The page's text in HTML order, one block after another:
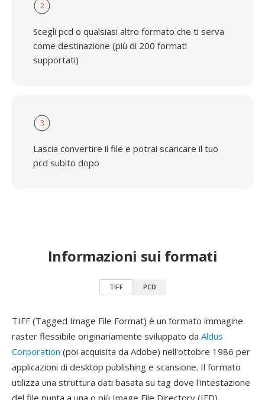
2
Scegli pcd o qualsiasi altro formato che ti serva
come destinazione (più di 200 formati
supportati)
3
Lascia convertire il file e potrai scaricare il tuo
pcd subito dopo
Informazioni sui formati
TIFF PCD
TIFF (Tagged Image File Format) è un formato immagine
raster flessibile originariamente sviluppato da Aldus
Corporation (poi acquisita da Adobe) nell'ottobre 1986 per
applicazioni di desktop publishing e scansione. Il formato
utilizza una struttura dati basata su tag dove l'intestazione
del file punta a una o più Image File Directory (IFD),